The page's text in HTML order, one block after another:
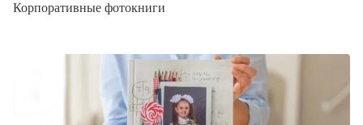
Корпоративные фотокниги